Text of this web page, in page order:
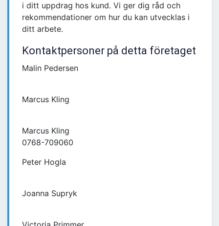
i ditt uppdrag hos kund. Vi ger dig råd och
rekommendationer om hur du kan utvecklas i
ditt arbete.
Kontaktpersoner på detta företaget
Malin Pedersen
Marcus Kling
Marcus Kling
0768-709060
Peter Hogla
Joanna Supryk